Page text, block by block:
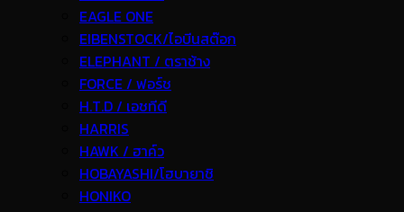
EAGLE ONE
EIBENSTOCK/ไอบีนสต๊อก
ELEPHANT / ตราช้าง
FORCE / ฟอร์ช
H.T.D / เอชทีดี
HARRIS
HAWK / ฮาค์ว
HOBAYASHI/โฮบายาชิ
HONIKO